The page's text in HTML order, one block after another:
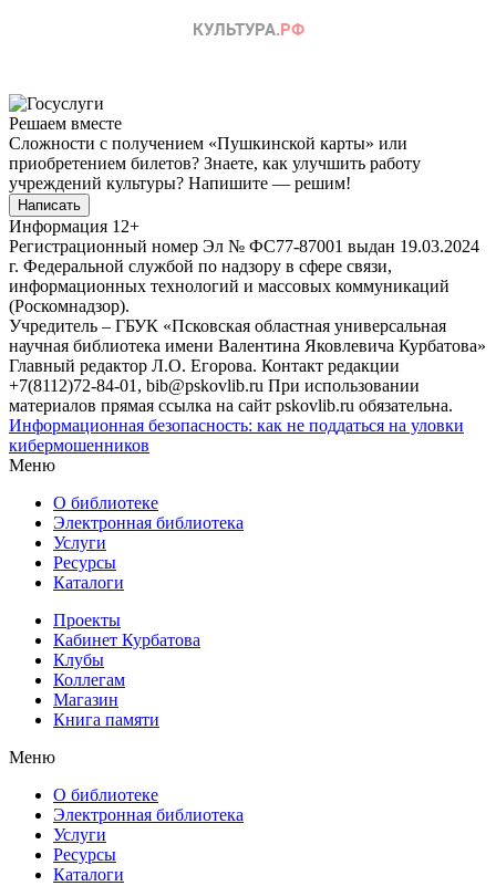
Решаем вместе
Сложности с получением «Пушкинской карты» или
приобретением билетов? Знаете, как улучшить работу
учреждений культуры? Напишите — решим!
Написать
Информация 12+
Регистрационный номер Эл № ФС77-87001 выдан 19.03.2024
г. Федеральной службой по надзору в сфере связи,
информационных технологий и массовых коммуникаций
(Роскомнадзор).
Учредитель – ГБУК «Псковская областная универсальная
научная библиотека имени Валентина Яковлевича Курбатова»
Главный редактор Л.О. Егорова. Контакт редакции
+7(8112)72-84-01, bib@pskovlib.ru При использовании
материалов прямая ссылка на сайт pskovlib.ru обязательна.
Информационная безопасность: как не поддаться на уловки
кибермошенников
Меню
О библиотеке
Электронная библиотека
Услуги
Ресурсы
Каталоги
Проекты
Кабинет Курбатова
Клубы
Коллегам
Магазин
Книга памяти
Меню
О библиотеке
Электронная библиотека
Услуги
Ресурсы
Каталоги